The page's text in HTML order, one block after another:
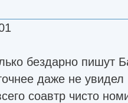
бездарно пишут
даже не увидел
соавтр чисто